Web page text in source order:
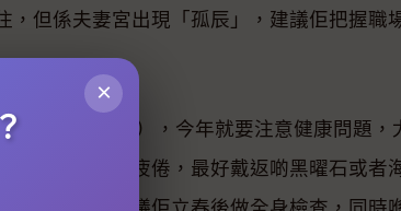
但係夫妻宮出現「孤辰」，建議佢把握職
係戊土、己土），今年就要注意健康問題，
能經常覺得疲倦，最好戴返啲黑曜石或者
×